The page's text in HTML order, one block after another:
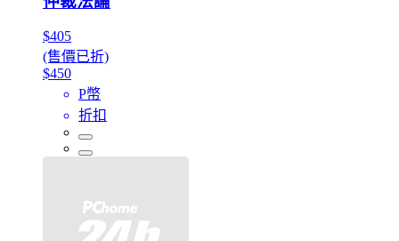
$405
(售價已折)
$450
P幣
折扣